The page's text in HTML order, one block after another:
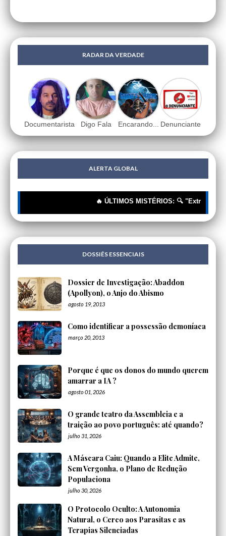
RADAR DA VERDADE
Documentarista Digo Fala Encarando... Denunciante
ALERTA GLOBAL
🔥 ÚLTIMOS MISTÉRIOS: 🔍
DOSSIÊS ESSENCIAIS
Dossier de Investigação: Abaddon
(Apollyon), o Anjo do Abismo
agosto 19, 2013
Como identificar a possessão demoníaca
março 20, 2013
Porque é que os donos do mundo querem
amarrar a IA ?
agosto 01, 2026
O grande teatro da Assembleia e a
traição ao povo português: até quando?
julho 31, 2026
A Máscara Caiu: Quando a Elite Admite,
Sem Vergonha, o Plano de Redução
Populaciona
julho 30, 2026
O Protocolo Oculto: A Autonomia
Natural, o Cerco aos Parasitas e as
Terapias Silenciadas